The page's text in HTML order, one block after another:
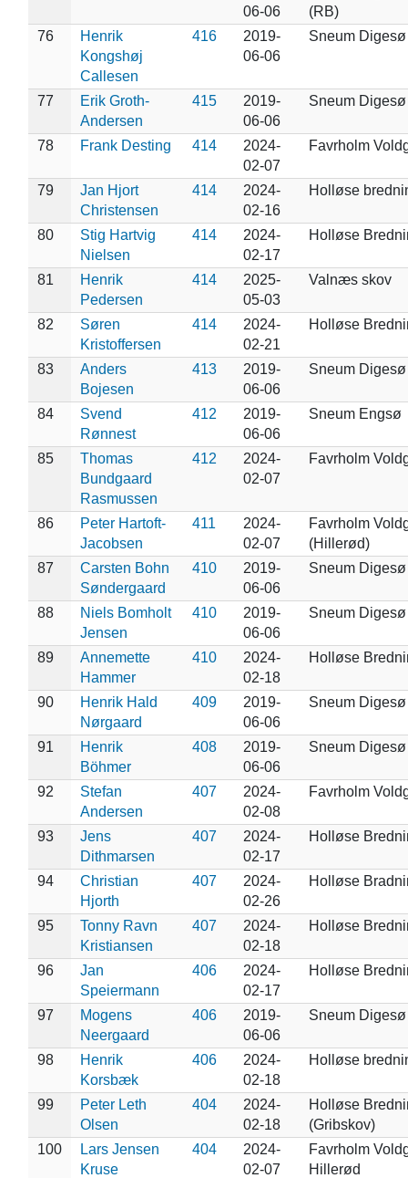
06-06
(RB)
76
Henrik
Kongshøj
Callesen
416
2019-
06-06
Sneum Digesø
77
Erik Groth-
Andersen
415
2019-
06-06
Sneum Digesø
78 Frank Desting 414
2024-
02-07
Favrholm
79
Jan Hjort
Christensen
414
2024-
02-16
Holløse
80
Stig Hartvig
Nielsen
414
2024-
02-17
Holløse
81
Henrik
Pedersen
414
2025-
05-03
Valnæs skov
82
Søren
Kristoffersen
414
2024-
02-21
Holløse
83
Anders
Bojesen
413
2019-
06-06
Sneum Digesø
84
Svend
Rønnest
412
2019-
06-06
Sneum Engsø
85
Thomas
Bundgaard
Rasmussen
412
2024-
02-07
Favrholm
86
Peter Hartoft-
Jacobsen
411
2024-
02-07
Favrholm
(Hillerød)
87
Carsten Bohn
Søndergaard
410
2019-
06-06
Sneum Digesø
88
Niels Bomholt
Jensen
410
2019-
06-06
Sneum Digesø
89
Annemette
Hammer
410
2024-
02-18
Holløse
90
Henrik Hald
Nørgaard
409
2019-
06-06
Sneum Digesø
91
Henrik
Böhmer
408
2019-
06-06
Sneum Digesø
92
Stefan
Andersen
407
2024-
02-08
Favrholm
93
Jens
Dithmarsen
407
2024-
02-17
Holløse
94
Christian
Hjorth
407
2024-
02-26
Holløse
95
Tonny Ravn
Kristiansen
407
2024-
02-18
Holløse
96
Jan
Speiermann
406
2024-
02-17
Holløse
97
Mogens
Neergaard
406
2019-
06-06
Sneum Digesø
98
Henrik
Korsbæk
406
2024-
02-18
Holløse
99
Peter Leth
Olsen
404
2024-
02-18
Holløse
(Gribskov)
100
Lars Jensen
Kruse
404
2024-
02-07
Favrholm
Hillerød